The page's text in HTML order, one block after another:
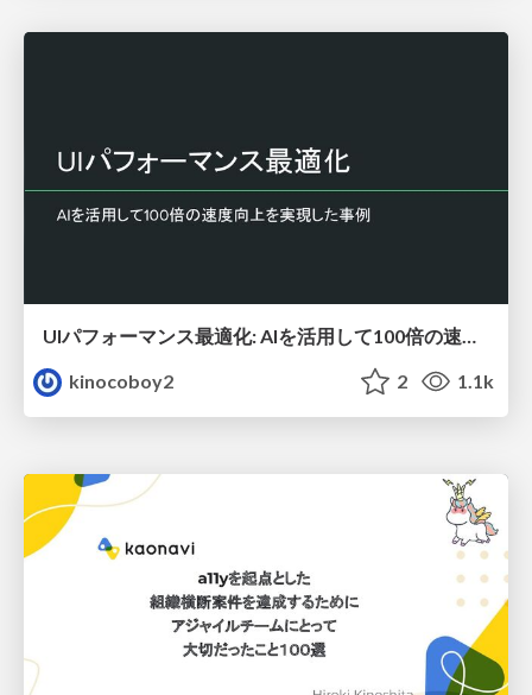
UIパフォーマンス最適化: AIを活用して100倍の速度向上を実現した事例
kinocoboy2
2 1.1k